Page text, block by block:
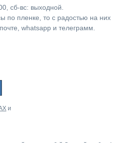
сб-вс: выходной.
по пленке, то с радостью на них
whatsapp и телеграмм.
и